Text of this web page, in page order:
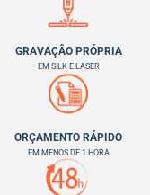
GRAVAÇÂO PRÓPRIA
EM SILK E LASER
ORÇAMENTO RÁPIDO
EM MENOS DE 1 HORA